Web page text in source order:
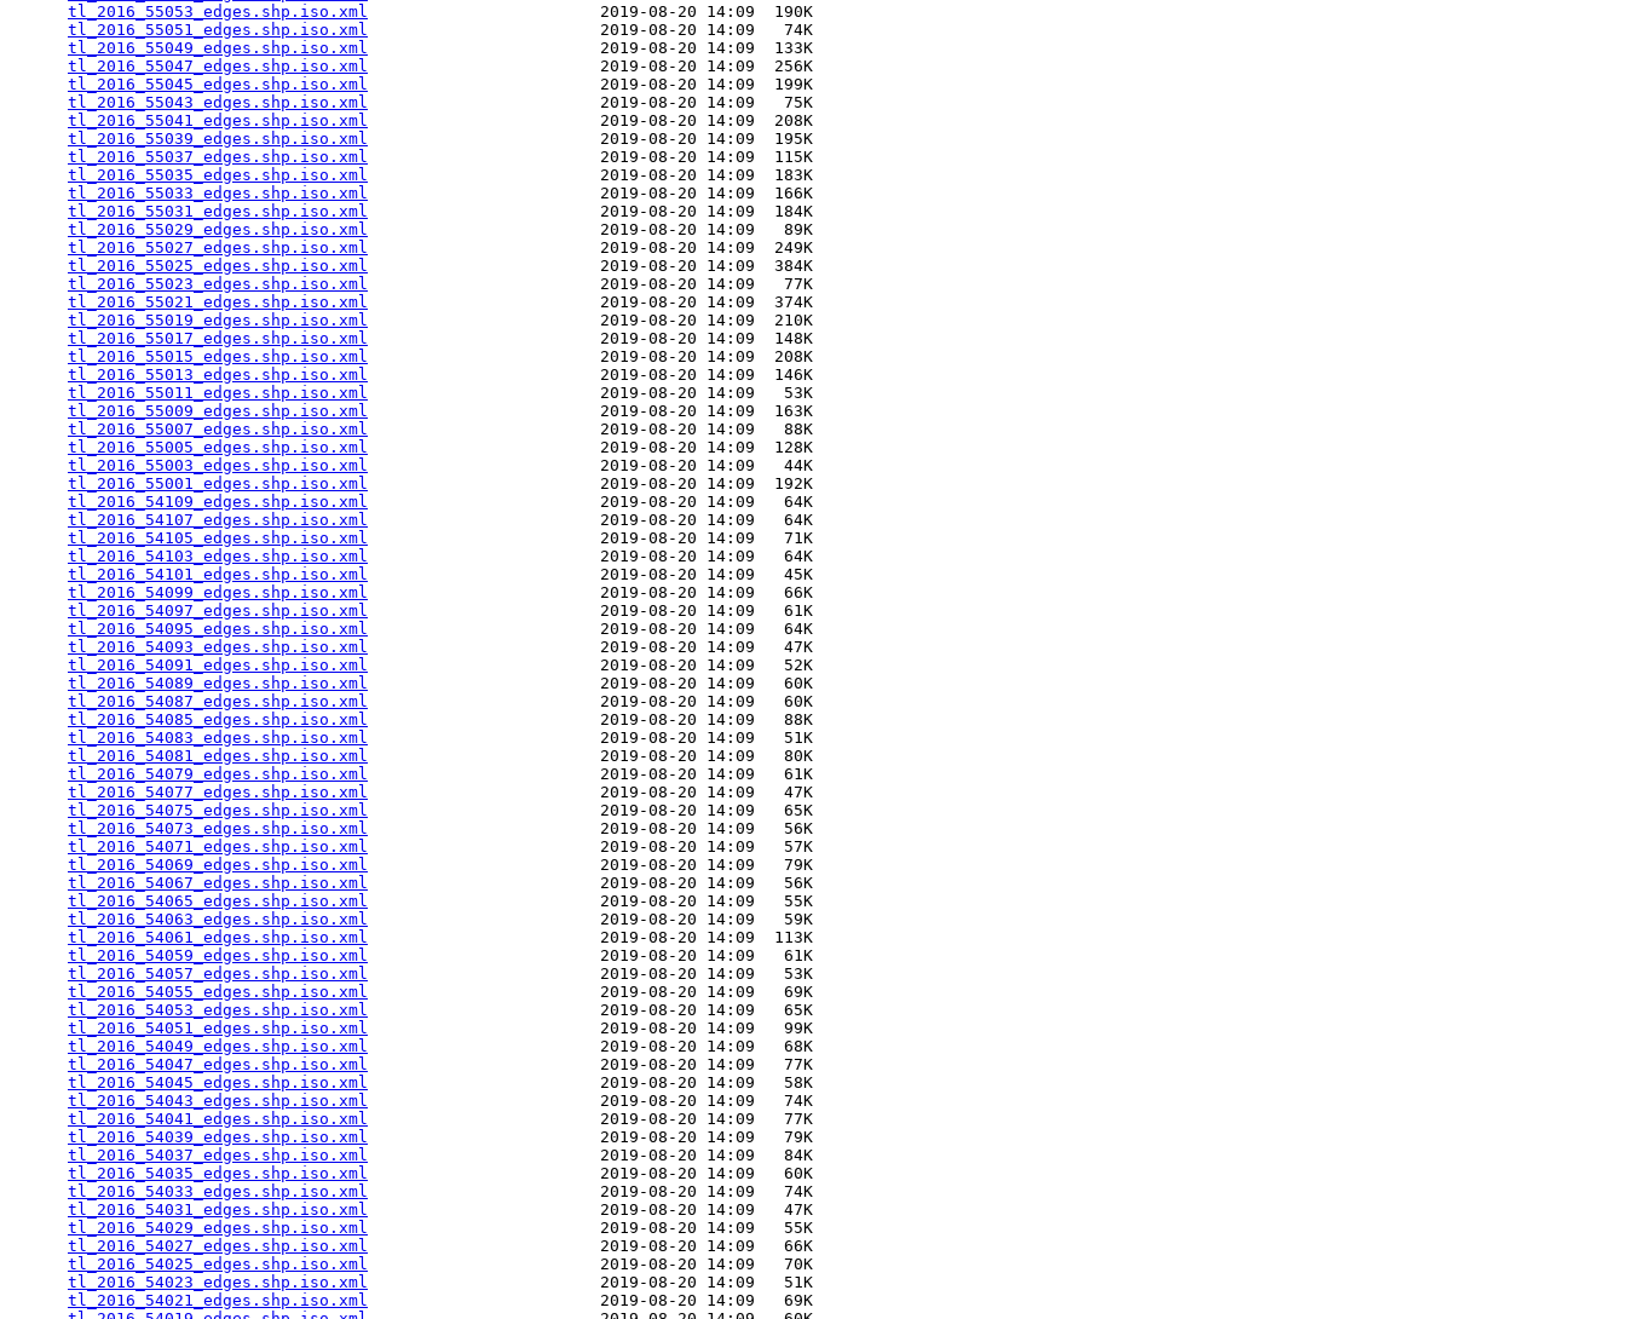
tl_2016_55053_edges.shp.iso.xml
                        2019-08-20 14:09  190K
tl_2016_55051_edges.shp.iso.xml
                        2019-08-20 14:09   74K
tl_2016_55049_edges.shp.iso.xml
                        2019-08-20 14:09  133K
tl_2016_55047_edges.shp.iso.xml
                        2019-08-20 14:09  256K
tl_2016_55045_edges.shp.iso.xml
                        2019-08-20 14:09  199K
tl_2016_55043_edges.shp.iso.xml
                        2019-08-20 14:09   75K
tl_2016_55041_edges.shp.iso.xml
                        2019-08-20 14:09  208K
tl_2016_55039_edges.shp.iso.xml
                        2019-08-20 14:09  195K
tl_2016_55037_edges.shp.iso.xml
                        2019-08-20 14:09  115K
tl_2016_55035_edges.shp.iso.xml
                        2019-08-20 14:09  183K
tl_2016_55033_edges.shp.iso.xml
                        2019-08-20 14:09  166K
tl_2016_55031_edges.shp.iso.xml
                        2019-08-20 14:09  184K
tl_2016_55029_edges.shp.iso.xml
                        2019-08-20 14:09   89K
tl_2016_55027_edges.shp.iso.xml
                        2019-08-20 14:09  249K
tl_2016_55025_edges.shp.iso.xml
                        2019-08-20 14:09  384K
tl_2016_55023_edges.shp.iso.xml
                        2019-08-20 14:09   77K
tl_2016_55021_edges.shp.iso.xml
                        2019-08-20 14:09  374K
tl_2016_55019_edges.shp.iso.xml
                        2019-08-20 14:09  210K
tl_2016_55017_edges.shp.iso.xml
                        2019-08-20 14:09  148K
tl_2016_55015_edges.shp.iso.xml
                        2019-08-20 14:09  208K
tl_2016_55013_edges.shp.iso.xml
                        2019-08-20 14:09  146K
tl_2016_55011_edges.shp.iso.xml
                        2019-08-20 14:09   53K
tl_2016_55009_edges.shp.iso.xml
                        2019-08-20 14:09  163K
tl_2016_55007_edges.shp.iso.xml
                        2019-08-20 14:09   88K
tl_2016_55005_edges.shp.iso.xml
                        2019-08-20 14:09  128K
tl_2016_55003_edges.shp.iso.xml
                        2019-08-20 14:09   44K
tl_2016_55001_edges.shp.iso.xml
                        2019-08-20 14:09  192K
tl_2016_54109_edges.shp.iso.xml
                        2019-08-20 14:09   64K
tl_2016_54107_edges.shp.iso.xml
                        2019-08-20 14:09   64K
tl_2016_54105_edges.shp.iso.xml
                        2019-08-20 14:09   71K
tl_2016_54103_edges.shp.iso.xml
                        2019-08-20 14:09   64K
tl_2016_54101_edges.shp.iso.xml
                        2019-08-20 14:09   45K
tl_2016_54099_edges.shp.iso.xml
                        2019-08-20 14:09   66K
tl_2016_54097_edges.shp.iso.xml
                        2019-08-20 14:09   61K
tl_2016_54095_edges.shp.iso.xml
                        2019-08-20 14:09   64K
tl_2016_54093_edges.shp.iso.xml
                        2019-08-20 14:09   47K
tl_2016_54091_edges.shp.iso.xml
                        2019-08-20 14:09   52K
tl_2016_54089_edges.shp.iso.xml
                        2019-08-20 14:09   60K
tl_2016_54087_edges.shp.iso.xml
                        2019-08-20 14:09   60K
tl_2016_54085_edges.shp.iso.xml
                        2019-08-20 14:09   88K
tl_2016_54083_edges.shp.iso.xml
                        2019-08-20 14:09   51K
tl_2016_54081_edges.shp.iso.xml
                        2019-08-20 14:09   80K
tl_2016_54079_edges.shp.iso.xml
                        2019-08-20 14:09   61K
tl_2016_54077_edges.shp.iso.xml
                        2019-08-20 14:09   47K
tl_2016_54075_edges.shp.iso.xml
                        2019-08-20 14:09   65K
tl_2016_54073_edges.shp.iso.xml
                        2019-08-20 14:09   56K
tl_2016_54071_edges.shp.iso.xml
                        2019-08-20 14:09   57K
tl_2016_54069_edges.shp.iso.xml
                        2019-08-20 14:09   79K
tl_2016_54067_edges.shp.iso.xml
                        2019-08-20 14:09   56K
tl_2016_54065_edges.shp.iso.xml
                        2019-08-20 14:09   55K
tl_2016_54063_edges.shp.iso.xml
                        2019-08-20 14:09   59K
tl_2016_54061_edges.shp.iso.xml
                        2019-08-20 14:09  113K
tl_2016_54059_edges.shp.iso.xml
                        2019-08-20 14:09   61K
tl_2016_54057_edges.shp.iso.xml
                        2019-08-20 14:09   53K
tl_2016_54055_edges.shp.iso.xml
                        2019-08-20 14:09   69K
tl_2016_54053_edges.shp.iso.xml
                        2019-08-20 14:09   65K
tl_2016_54051_edges.shp.iso.xml
                        2019-08-20 14:09   99K
tl_2016_54049_edges.shp.iso.xml
                        2019-08-20 14:09   68K
tl_2016_54047_edges.shp.iso.xml
                        2019-08-20 14:09   77K
tl_2016_54045_edges.shp.iso.xml
                        2019-08-20 14:09   58K
tl_2016_54043_edges.shp.iso.xml
                        2019-08-20 14:09   74K
tl_2016_54041_edges.shp.iso.xml
                        2019-08-20 14:09   77K
tl_2016_54039_edges.shp.iso.xml
                        2019-08-20 14:09   79K
tl_2016_54037_edges.shp.iso.xml
                        2019-08-20 14:09   84K
tl_2016_54035_edges.shp.iso.xml
                        2019-08-20 14:09   60K
tl_2016_54033_edges.shp.iso.xml
                        2019-08-20 14:09   74K
tl_2016_54031_edges.shp.iso.xml
                        2019-08-20 14:09   47K
tl_2016_54029_edges.shp.iso.xml
                        2019-08-20 14:09   55K
tl_2016_54027_edges.shp.iso.xml
                        2019-08-20 14:09   66K
tl_2016_54025_edges.shp.iso.xml
                        2019-08-20 14:09   70K
tl_2016_54023_edges.shp.iso.xml
                        2019-08-20 14:09   51K
tl_2016_54021_edges.shp.iso.xml
                        2019-08-20 14:09   69K